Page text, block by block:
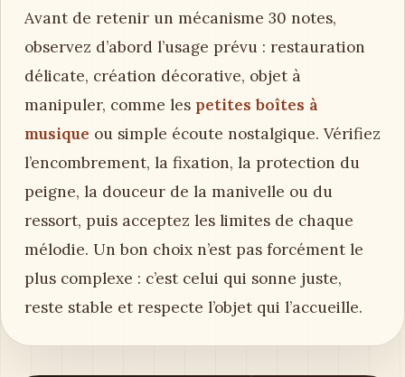
Avant de retenir un mécanisme 30 notes,
observez d’abord l’usage prévu : restauration
délicate, création décorative, objet à
manipuler, comme les petites boîtes à
musique ou simple écoute nostalgique. Vérifiez
l’encombrement, la fixation, la protection du
peigne, la douceur de la manivelle ou du
ressort, puis acceptez les limites de chaque
mélodie. Un bon choix n’est pas forcément le
plus complexe : c’est celui qui sonne juste,
reste stable et respecte l’objet qui l’accueille.